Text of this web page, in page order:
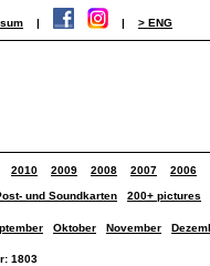
| | > ENG
2010 2009 2008 2007 2006
und Soundkarten 200+ pictures
Oktober November
1803